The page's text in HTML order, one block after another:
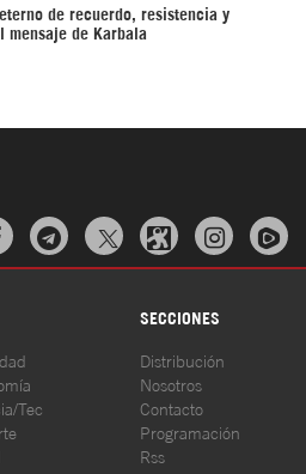
de recuerdo, resistencia y
mensaje de Karbala
  
SECCIONES
Tec
Distribución
Nosotros
Contacto
Programación
Rss